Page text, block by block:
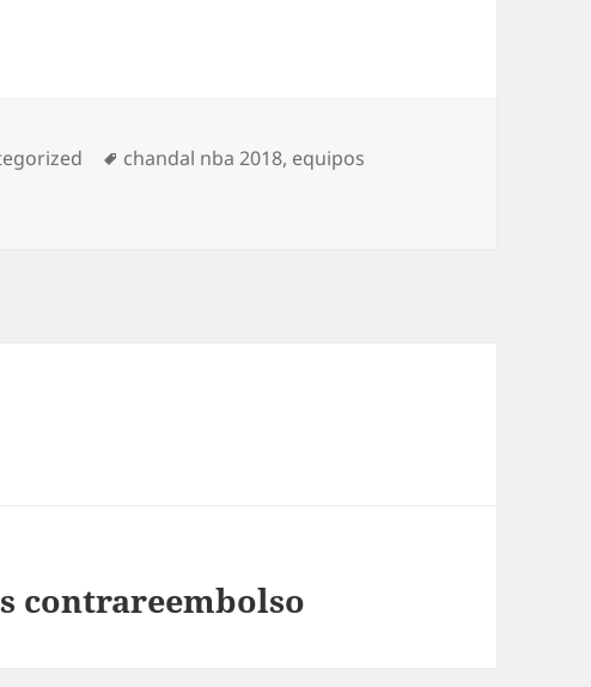
Etiquetas
chandal nba 2018, equipos
contrareembolso